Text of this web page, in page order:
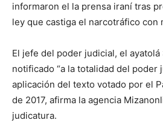
informaron el la prensa iraní tras
ley que castiga el narcotráfico con
El jefe del poder judicial, el ayatolá
notificado “a la totalidad del poder
aplicación del texto votado por el
de 2017, afirma la agencia
judicatura.